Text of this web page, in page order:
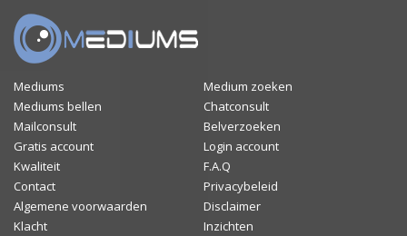
Mediums
Medium zoeken
Mediums bellen
Chatconsult
Mailconsult
Belverzoeken
Gratis account
Login account
Kwaliteit
F.A.Q
Contact
Privacybeleid
Algemene voorwaarden
Disclaimer
Klacht
Inzichten